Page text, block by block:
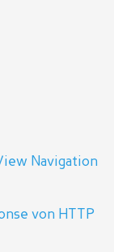
Navigation
von HTTP